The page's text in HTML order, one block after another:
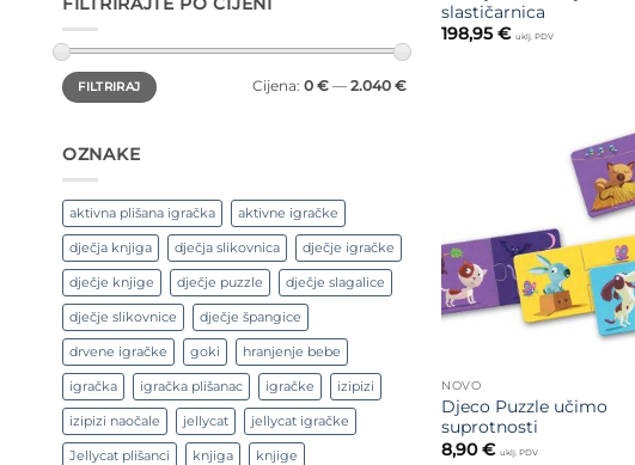
Min
cijena
Maks
cijenaFILTRIRAJ Cijena: 0 €— 2.040 €
OZNAKE
aktivna plišana igračka aktivne igračke
dječja knjiga dječja slikovnica dječje igračke
dječje knjige dječje puzzle dječje slagalice
dječje slikovnice dječje špangice
drvene igračke goki hranjenje bebe
igračka igračka plišanac igračke izipizi
izipizi naočale jellycat jellycat igračke
Jellycat plišanci knjiga knjige
slastičarnica
198,95€ uklj. PDV
NOVO
Djeco Puzzle učimo
suprotnosti
8,90€ uklj. PDV